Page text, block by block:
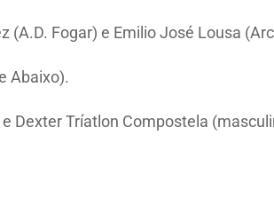
(A.D. Fogar) e Emilio José Lousa
Abaixo).
Dexter Tríatlon Compostela